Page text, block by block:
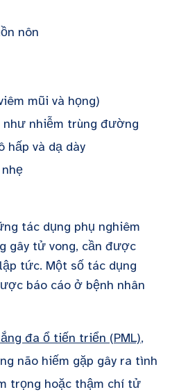
nôn
mũi và họng)
như nhiễm trùng đường
hấp và dạ dày
tác dụng phụ nghiêm
gây tử vong, cần được
tức. Một số tác dụng
báo cáo ở bệnh nhân
đa ổ tiến triển (PML),
não hiếm gặp gây ra tình
trọng hoặc thậm chí tử